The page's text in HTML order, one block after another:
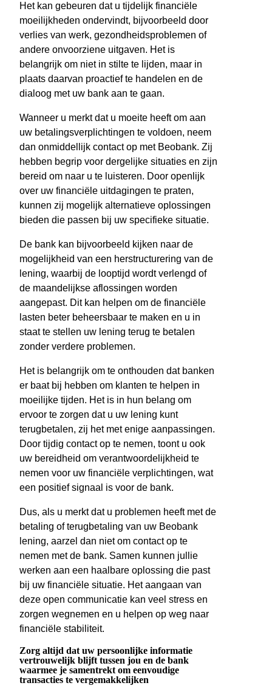
Het kan gebeuren dat u tijdelijk financiële
moeilijkheden ondervindt, bijvoorbeeld door
verlies van werk, gezondheidsproblemen of
andere onvoorziene uitgaven. Het is
belangrijk om niet in stilte te lijden, maar in
plaats daarvan proactief te handelen en de
dialoog met uw bank aan te gaan.
Wanneer u merkt dat u moeite heeft om aan
uw betalingsverplichtingen te voldoen, neem
dan onmiddellijk contact op met Beobank. Zij
hebben begrip voor dergelijke situaties en zijn
bereid om naar u te luisteren. Door openlijk
over uw financiële uitdagingen te praten,
kunnen zij mogelijk alternatieve oplossingen
bieden die passen bij uw specifieke situatie.
De bank kan bijvoorbeeld kijken naar de
mogelijkheid van een herstructurering van de
lening, waarbij de looptijd wordt verlengd of
de maandelijkse aflossingen worden
aangepast. Dit kan helpen om de financiële
lasten beter beheersbaar te maken en u in
staat te stellen uw lening terug te betalen
zonder verdere problemen.
Het is belangrijk om te onthouden dat banken
er baat bij hebben om klanten te helpen in
moeilijke tijden. Het is in hun belang om
ervoor te zorgen dat u uw lening kunt
terugbetalen, zij het met enige aanpassingen.
Door tijdig contact op te nemen, toont u ook
uw bereidheid om verantwoordelijkheid te
nemen voor uw financiële verplichtingen, wat
een positief signaal is voor de bank.
Dus, als u merkt dat u problemen heeft met de
betaling of terugbetaling van uw Beobank
lening, aarzel dan niet om contact op te
nemen met de bank. Samen kunnen jullie
werken aan een haalbare oplossing die past
bij uw financiële situatie. Het aangaan van
deze open communicatie kan veel stress en
zorgen wegnemen en u helpen op weg naar
financiële stabiliteit.
Zorg altijd dat uw persoonlijke informatie
vertrouwelijk blijft tussen jou en de bank
waarmee je samentrekt om eenvoudige
transacties te vergemakkelijken